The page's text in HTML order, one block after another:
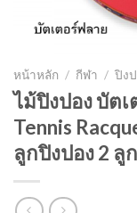
หน้าหลัก / กีฬา / ปิง
ไม้ปิงปอง บัตเ
Tennis
ลูกปิงปอง 2 ลู